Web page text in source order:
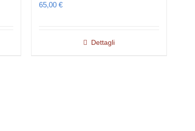
65,00€
Dettagli